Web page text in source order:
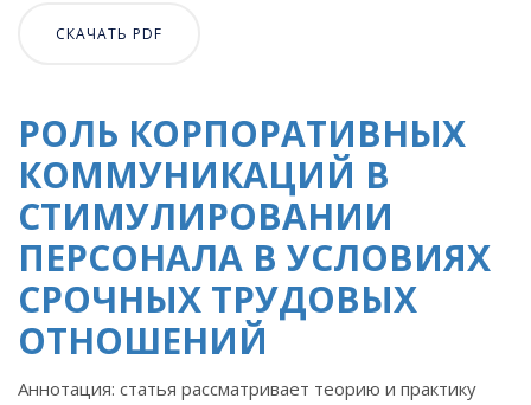
СКАЧАТЬ PDF
РОЛЬ КОРПОРАТИВНЫХ
КОММУНИКАЦИЙ В
СТИМУЛИРОВАНИИ
ПЕРСОНАЛА В УСЛОВИЯХ
СРОЧНЫХ ТРУДОВЫХ
ОТНОШЕНИЙ
Аннотация: статья рассматривает теорию и практику